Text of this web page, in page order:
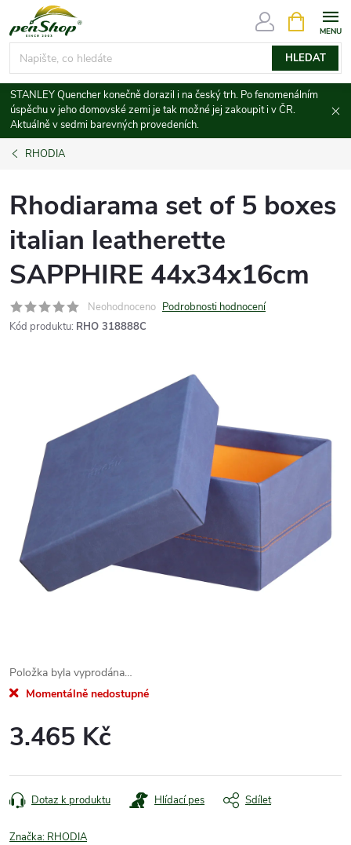
na
obsah
HLEDAT
NÁKUPNÍ
KOŠÍK
STANLEY Quencher konečně dorazil i na český trh. Po fenomenálním
úspěchu v jeho domovské zemi je tak možné jej zakoupit i v ČR.
Aktuálně v sedmi barevných provedeních.
RHODIA
Rhodiarama set of 5 boxes
italian leatherette
SAPPHIRE 44x34x16cm
Neohodnoceno Podrobnosti hodnocení
Kód produktu: RHO 318888C
Položka byla vyprodána…
Momentálně nedostupné
3.465 Kč
cena:
Dotaz k produktu Hlídací pes Sdílet
Značka: RHODIA